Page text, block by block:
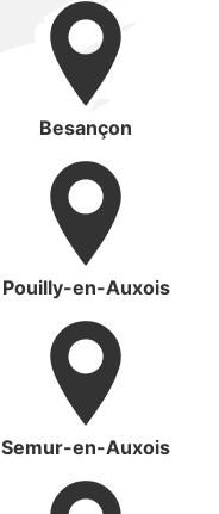
Besançon
Pouilly-en-Auxois
Semur-en-Auxois